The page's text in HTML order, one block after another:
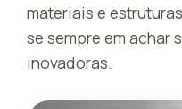
materiais e
se sempre em achar
inovadoras.